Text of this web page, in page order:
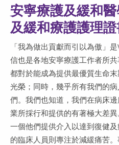
安寧療護及緩和
及緩和療護護理
「我為做出貢獻而引以為傲」
信也是各地安寧療護工作者所
都對於能成為提供最優質生命
光榮；同時，幾乎所有我們的
們。我們也知道，我們在病床
業所採行和提供的有著極大差
一個他們提供介入以達到復健
的臨床人員則專注於減緩痛苦